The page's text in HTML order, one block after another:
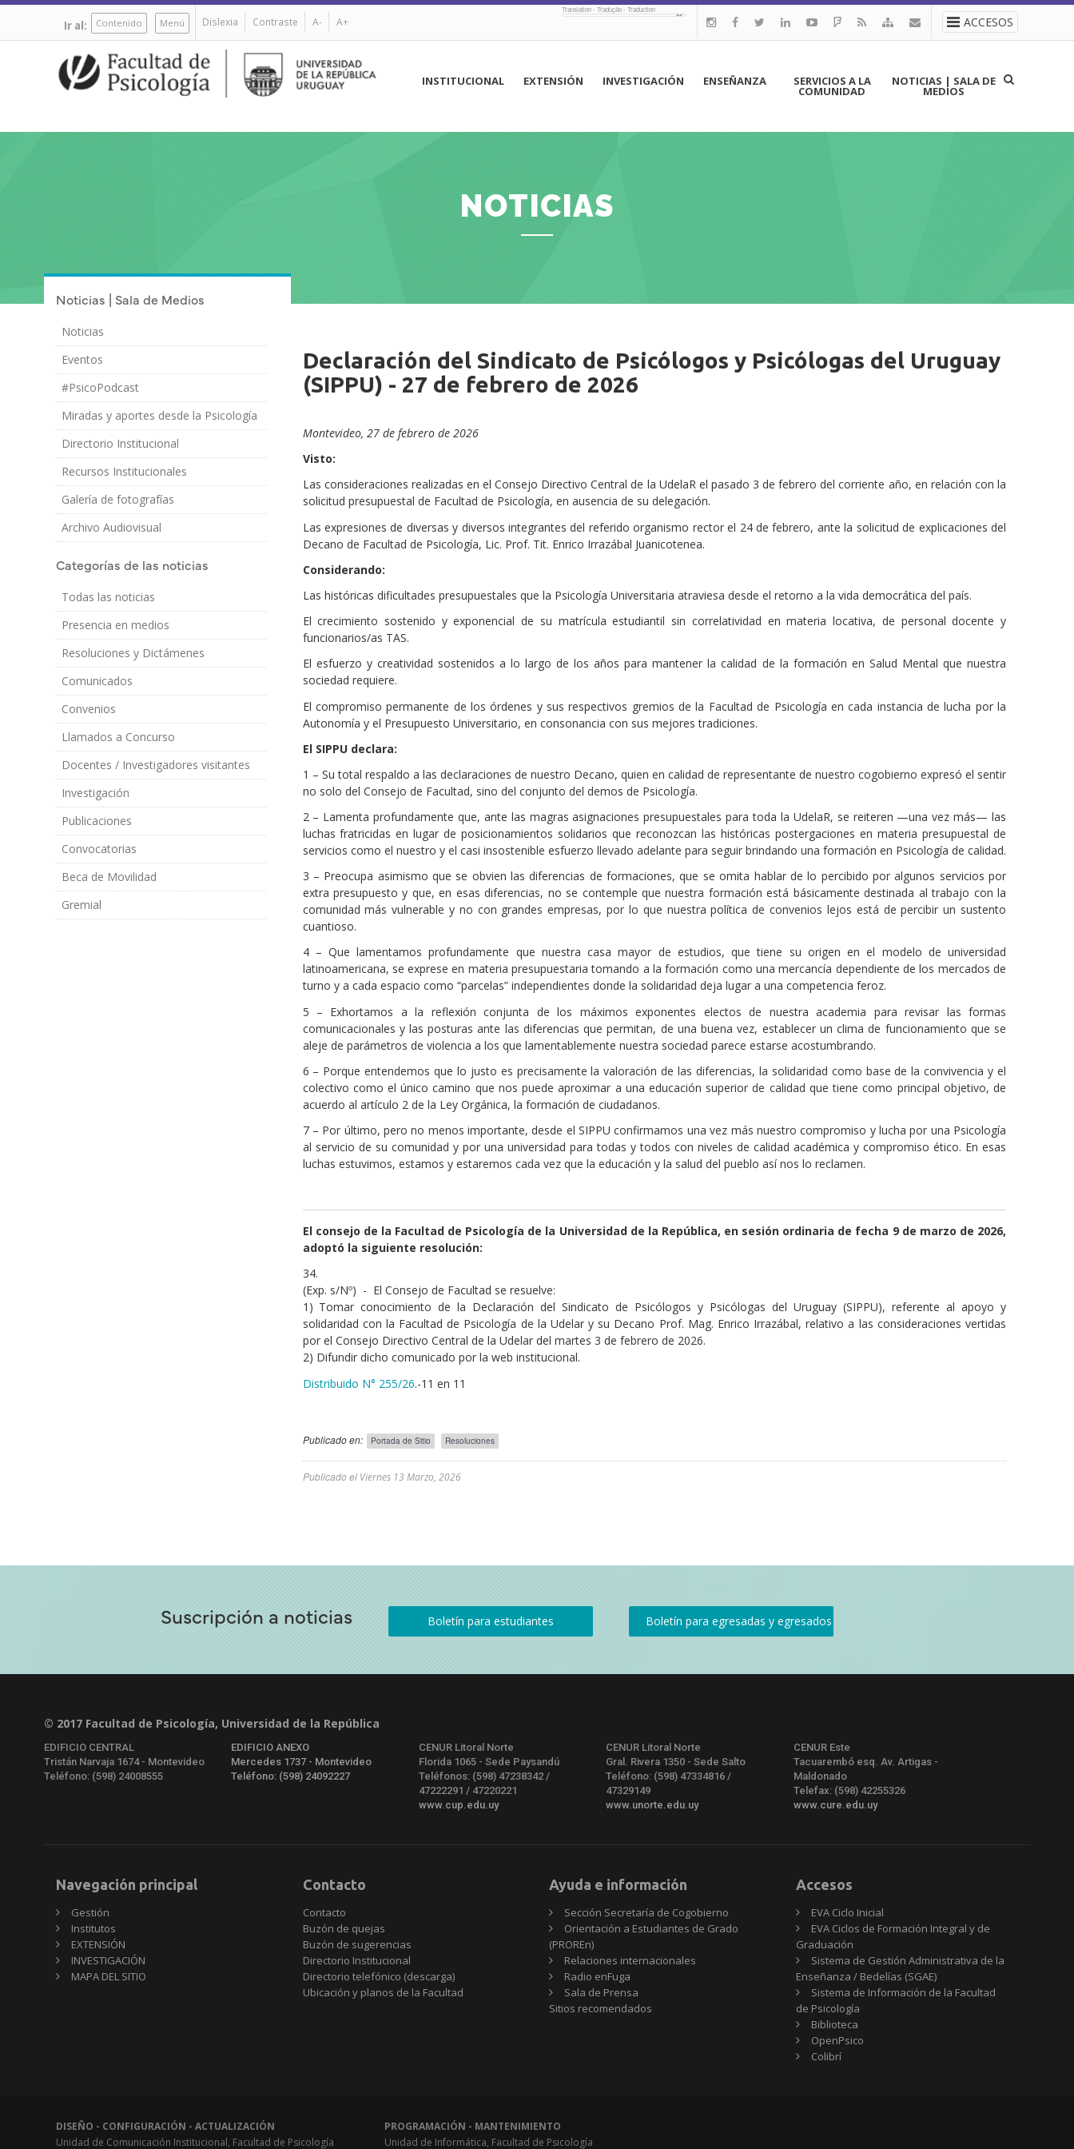
Pasar
contenido
Ir al: Contenido Menú Dislexia Contraste A- A+ ACCESOS
Translation - Tradução - Traduction
principal
INSTITUCIONAL EXTENSIÓN INVESTIGACIÓN ENSEÑANZA SERVICIOS A LA
COMUNIDAD
NOTICIAS | SALA DE
MEDIOS
NOTICIAS
Noticias | Sala de Medios
Noticias
Eventos
#PsicoPodcast
Miradas y aportes desde la Psicología
Directorio Institucional
Recursos Institucionales
Galería de fotografías
Archivo Audiovisual
Categorías de las noticias
Todas las noticias
Presencia en medios
Resoluciones y Dictámenes
Comunicados
Convenios
Llamados a Concurso
Docentes / Investigadores visitantes
Investigación
Publicaciones
Convocatorias
Beca de Movilidad
Gremial
Declaración del Sindicato de Psicólogos y Psicólogas del Uruguay
(SIPPU) - 27 de febrero de 2026
Cuerpo
Montevideo, 27 de febrero de 2026
Visto:
Las consideraciones realizadas en el Consejo Directivo Central de la UdelaR el pasado 3 de febrero del corriente año, en relación con la
solicitud presupuestal de Facultad de Psicología, en ausencia de su delegación.
Las expresiones de diversas y diversos integrantes del referido organismo rector el 24 de febrero, ante la solicitud de explicaciones del
Decano de Facultad de Psicología, Lic. Prof. Tit. Enrico Irrazábal Juanicotenea.
Considerando:
Las históricas dificultades presupuestales que la Psicología Universitaria atraviesa desde el retorno a la vida democrática del país.
El crecimiento sostenido y exponencial de su matrícula estudiantil sin correlatividad en materia locativa, de personal docente y
funcionarios/as TAS.
El esfuerzo y creatividad sostenidos a lo largo de los años para mantener la calidad de la formación en Salud Mental que nuestra
sociedad requiere.
El compromiso permanente de los órdenes y sus respectivos gremios de la Facultad de Psicología en cada instancia de lucha por la
Autonomía y el Presupuesto Universitario, en consonancia con sus mejores tradiciones.
El SIPPU declara:
1 – Su total respaldo a las declaraciones de nuestro Decano, quien en calidad de representante de nuestro cogobierno expresó el sentir
no solo del Consejo de Facultad, sino del conjunto del demos de Psicología.
2 – Lamenta profundamente que, ante las magras asignaciones presupuestales para toda la UdelaR, se reiteren —una vez más— las
luchas fratricidas en lugar de posicionamientos solidarios que reconozcan las históricas postergaciones en materia presupuestal de
servicios como el nuestro y el casi insostenible esfuerzo llevado adelante para seguir brindando una formación en Psicología de calidad.
3 – Preocupa asimismo que se obvien las diferencias de formaciones, que se omita hablar de lo percibido por algunos servicios por
extra presupuesto y que, en esas diferencias, no se contemple que nuestra formación está básicamente destinada al trabajo con la
comunidad más vulnerable y no con grandes empresas, por lo que nuestra política de convenios lejos está de percibir un sustento
cuantioso.
4 – Que lamentamos profundamente que nuestra casa mayor de estudios, que tiene su origen en el modelo de universidad
latinoamericana, se exprese en materia presupuestaria tomando a la formación como una mercancía dependiente de los mercados de
turno y a cada espacio como “parcelas” independientes donde la solidaridad deja lugar a una competencia feroz.
5 – Exhortamos a la reflexión conjunta de los máximos exponentes electos de nuestra academia para revisar las formas
comunicacionales y las posturas ante las diferencias que permitan, de una buena vez, establecer un clima de funcionamiento que se
aleje de parámetros de violencia a los que lamentablemente nuestra sociedad parece estarse acostumbrando.
6 – Porque entendemos que lo justo es precisamente la valoración de las diferencias, la solidaridad como base de la convivencia y el
colectivo como el único camino que nos puede aproximar a una educación superior de calidad que tiene como principal objetivo, de
acuerdo al artículo 2 de la Ley Orgánica, la formación de ciudadanos.
7 – Por último, pero no menos importante, desde el SIPPU confirmamos una vez más nuestro compromiso y lucha por una Psicología
al servicio de su comunidad y por una universidad para todas y todos con niveles de calidad académica y compromiso ético. En esas
luchas estuvimos, estamos y estaremos cada vez que la educación y la salud del pueblo así nos lo reclamen.
El consejo de la Facultad de Psicología de la Universidad de la República, en sesión ordinaria de fecha 9 de marzo de 2026,
adoptó la siguiente resolución:
34.
(Exp. s/Nº) - El Consejo de Facultad se resuelve:
1) Tomar conocimiento de la Declaración del Sindicato de Psicólogos y Psicólogas del Uruguay (SIPPU), referente al apoyo y
solidaridad con la Facultad de Psicología de la Udelar y su Decano Prof. Mag. Enrico Irrazábal, relativo a las consideraciones vertidas
por el Consejo Directivo Central de la Udelar del martes 3 de febrero de 2026.
2) Difundir dicho comunicado por la web institucional.
Distribuido N° 255/26.-11 en 11
Publicado en: Portada de Sitio Resoluciones
Publicado el Viernes 13 Marzo, 2026
Suscripción a noticias
© 2017 Facultad de Psicología, Universidad de la República
EDIFICIO CENTRAL
Tristán Narvaja 1674 - Montevideo
Teléfono: (598) 24008555
EDIFICIO ANEXO
Mercedes 1737 - Montevideo
Teléfono: (598) 24092227
CENUR Litoral Norte
Florida 1065 - Sede Paysandú
Teléfonos: (598) 47238342 /
47222291 / 47220221
www.cup.edu.uy
CENUR Litoral Norte
Gral. Rivera 1350 - Sede Salto
Teléfono: (598) 47334816 /
47329149
www.unorte.edu.uy
CENUR Este
Tacuarembó esq. Av. Artigas -
Maldonado
Telefax: (598) 42255326
www.cure.edu.uy
Navegación principal
Gestión
Institutos
EXTENSIÓN
INVESTIGACIÓN
MAPA DEL SITIO
Contacto
Contacto
Buzón de quejas
Buzón de sugerencias
Directorio Institucional
Directorio telefónico (descarga)
Ubicación y planos de la Facultad
Ayuda e información
Sección Secretaría de Cogobierno
Orientación a Estudiantes de Grado
(PROREn)
Relaciones internacionales
Radio enFuga
Sala de Prensa
Sitios
Sitios recomendados
Accesos
EVA Ciclo Inicial
EVA Ciclos de Formación Integral y de
Graduación
Sistema de Gestión Administrativa de la
Enseñanza / Bedelías (SGAE)
Sistema de Información de la Facultad
de Psicología
Biblioteca
OpenPsico
Colibrí
DISEÑO - CONFIGURACIÓN - ACTUALIZACIÓN
Unidad de Comunicación Institucional, Facultad de Psicología
PROGRAMACIÓN - MANTENIMIENTO
Unidad de Informática, Facultad de Psicología